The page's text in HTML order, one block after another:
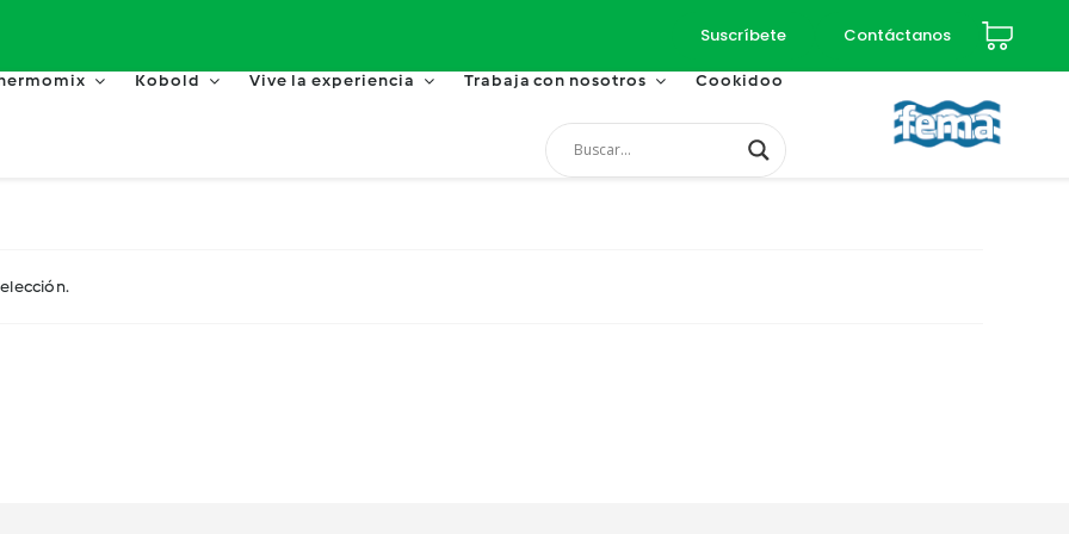
Suscríbete Contáctanos
Kobold Vive la experiencia Trabaja con nosotros Cookidoo